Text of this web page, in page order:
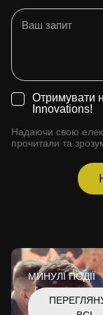
Отримувати
Innovations!
Надаючи свою
прочитали та
МИНУЛІ ПОДІЇ